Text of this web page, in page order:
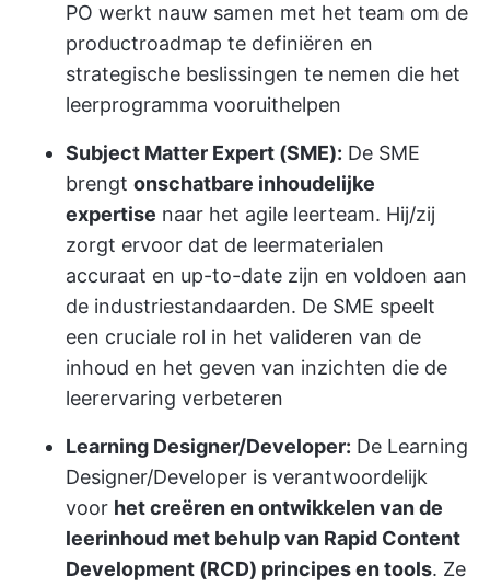
PO werkt nauw samen met het team om de
productroadmap te definiëren en
strategische beslissingen te nemen die het
leerprogramma vooruithelpen
Subject Matter Expert (SME): De SME
brengt onschatbare inhoudelijke
expertise naar het agile leerteam. Hij/zij
zorgt ervoor dat de leermaterialen
accuraat en up-to-date zijn en voldoen aan
de industriestandaarden. De SME speelt
een cruciale rol in het valideren van de
inhoud en het geven van inzichten die de
leerervaring verbeteren
Learning Designer/Developer: De Learning
Designer/Developer is verantwoordelijk
voor het creëren en ontwikkelen van de
leerinhoud met behulp van Rapid Content
Development (RCD) principes en tools. Ze